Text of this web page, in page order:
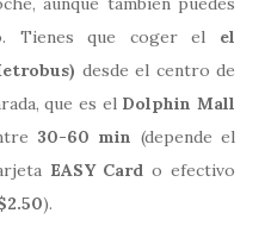
Tienes que coger el el
desde el centro de
que es el Dolphin Mall
30-60 min (depende el
EASY Card o efectivo
).